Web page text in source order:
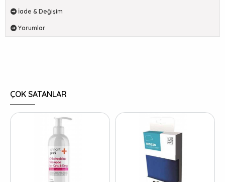
İade & Değişim
Yorumlar
ÇOK SATANLAR